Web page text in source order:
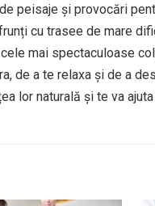
peisaje și provocări
cu trasee de mare
mai spectaculoase
de a te relaxa și de a
lor naturală și te va